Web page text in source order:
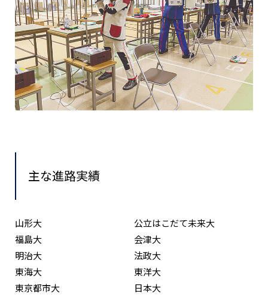
主な進路実績
山形大
公立はこだて未来大
福島大
会津大
明治大
法政大
東海大
東洋大
東京都市大
日本大